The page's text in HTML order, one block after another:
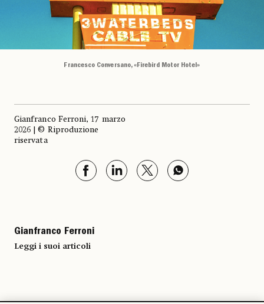
Francesco Conversano, «Firebird Motor Hotel»
Gianfranco Ferroni, 17 marzo
2026 | © Riproduzione
riservata
Gianfranco Ferroni
Leggi i suoi articoli